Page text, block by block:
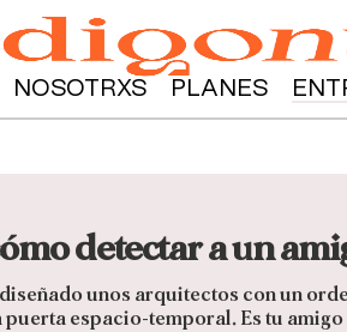
NOSOTRXS PLANES
detectar a un
unos arquitectos con un
puerta espacio-temporal. Es tu